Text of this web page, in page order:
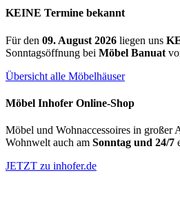
KEINE Termine bekannt
Für den 09. August 2026 liegen uns
Sonntagsöffnung bei Möbel Banuat
Übersicht alle Möbelhäuser
Möbel Inhofer Online-Shop
Möbel und Wohnaccessoires in großer
Wohnwelt auch am Sonntag und 24/7
JETZT zu inhofer.de